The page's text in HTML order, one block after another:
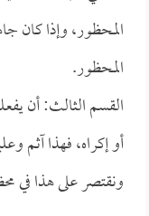
المحظور، وإذا كان
المحظور.
القسم الثالث: أن
أو إكراه، فهذا آثم
ونقتصر على هذا في